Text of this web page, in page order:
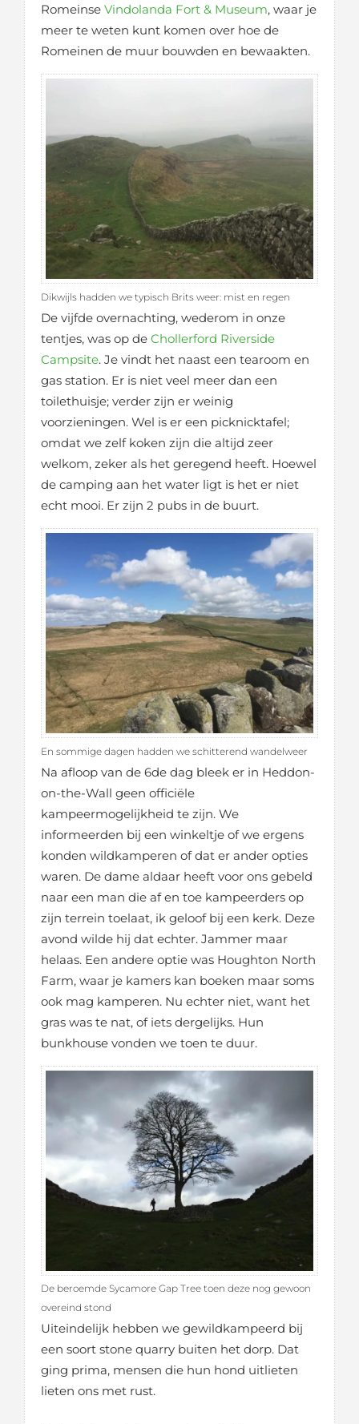
Romeinse Vindolanda Fort & Museum, waar je
meer te weten kunt komen over hoe de
Romeinen de muur bouwden en bewaakten.
Dikwijls hadden we typisch Brits weer: mist en regen
De vijfde overnachting, wederom in onze
tentjes, was op de Chollerford Riverside
Campsite. Je vindt het naast een tearoom en
gas station. Er is niet veel meer dan een
toilethuisje; verder zijn er weinig
voorzieningen. Wel is er een picknicktafel;
omdat we zelf koken zijn die altijd zeer
welkom, zeker als het geregend heeft. Hoewel
de camping aan het water ligt is het er niet
echt mooi. Er zijn 2 pubs in de buurt.
En sommige dagen hadden we schitterend wandelweer
Na afloop van de 6de dag bleek er in Heddon-
on-the-Wall geen officiële
kampeermogelijkheid te zijn. We
informeerden bij een winkeltje of we ergens
konden wildkamperen of dat er ander opties
waren. De dame aldaar heeft voor ons gebeld
naar een man die af en toe kampeerders op
zijn terrein toelaat, ik geloof bij een kerk. Deze
avond wilde hij dat echter. Jammer maar
helaas. Een andere optie was Houghton North
Farm, waar je kamers kan boeken maar soms
ook mag kamperen. Nu echter niet, want het
gras was te nat, of iets dergelijks. Hun
bunkhouse vonden we toen te duur.
De beroemde Sycamore Gap Tree toen deze nog gewoon
overeind stond
Uiteindelijk hebben we gewildkampeerd bij
een soort stone quarry buiten het dorp. Dat
ging prima, mensen die hun hond uitlieten
lieten ons met rust.